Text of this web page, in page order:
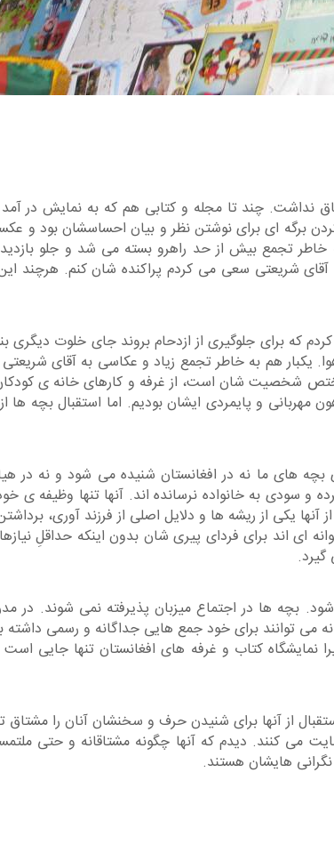
نداشت. چند تا مجله و کتابی هم که به نمایش در
برگه ای برای نوشتن نظر و بیان احساسشان بود و
خاطر تجمع بیش از حد راهرو بسته می شد و جلو
شریعتی سعی می کردم پراکنده شان کنم. هرچند
برای جلوگیری از ازدحام بروند جای خلوت دیگری
هم به خاطر تجمع زیاد و عکاسی به آقای شریعتی
مختص شخصیت شان است، از غرفه و کارهای خانه ی
مهربانی و پایمردی ایشان بودیم. اما استقبال بچه ها
ما نه در افغانستان شنیده می شود و نه در
و سودی به خانواده نرسانده اند. آنها تنها وظیفه ی
یکی از ریشه ها و دلایل اصلی از فرزند آوری،
اند برای فردای پیری شان بدون اینکه حداقلِ نیازهای
ها در اجتماع میزبان پذیرفته نمی شوند. در
توانند برای خود جمع هایی جداگانه و رسمی داشته
کتاب و غرفه های افغانستان تنها جایی است
از آنها برای شنیدن حرف و سخنشان آنان را
می کنند. دیدم که آنها چگونه مشتاقانه و حتی
هایشان هستند.